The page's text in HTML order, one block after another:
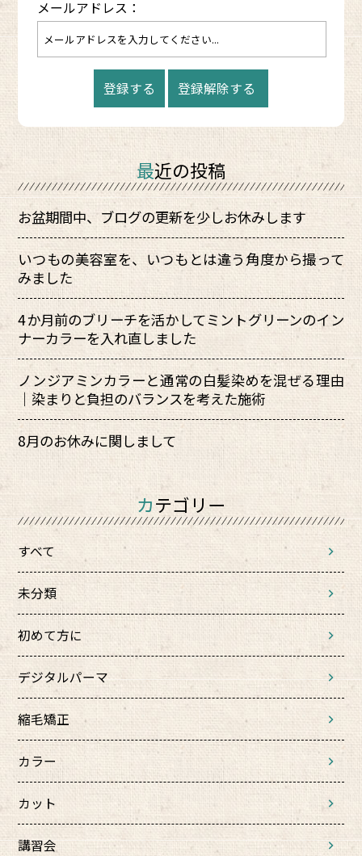
メールアドレス：
最近の投稿
お盆期間中、ブログの更新を少しお休みします
いつもの美容室を、いつもとは違う角度から撮って
みました
4か月前のブリーチを活かしてミントグリーンのイン
ナーカラーを入れ直しました
ノンジアミンカラーと通常の白髪染めを混ぜる理由
｜染まりと負担のバランスを考えた施術
8月のお休みに関しまして
カテゴリー
すべて
未分類
初めて方に
デジタルパーマ
縮毛矯正
カラー
カット
講習会